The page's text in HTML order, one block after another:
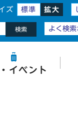
ズ 標準 拡大
検索 よく検
イベント